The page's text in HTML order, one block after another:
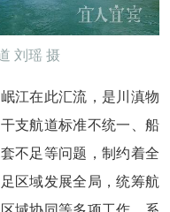
刘瑶 摄
江在此汇流，是川滇物
支航道标准不统一、船
不足等问题，制约着全
区域发展全局，统筹航